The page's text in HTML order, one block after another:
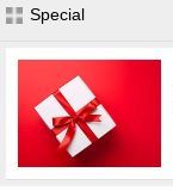
Special